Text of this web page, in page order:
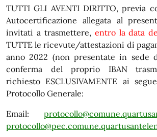
TUTTI GLI AVENTI DIRITTO, previa
Autocertificazione allegata al
invitati a trasmettere, entro la data
TUTTE le ricevute/attestazioni di
anno 2022 (non presentate in sede
conferma del proprio IBAN
richiesto ESCLUSIVAMENTE ai
Protocollo Generale:
Email: